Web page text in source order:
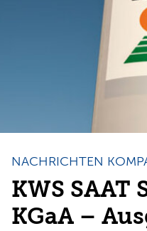
NACHRICHTEN
KWS SAAT
KGaA –
Anmelden